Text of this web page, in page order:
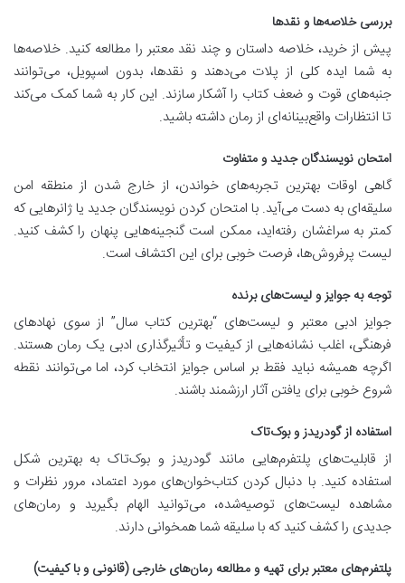
بررسی خلاصه‌ها و نقدها
پیش از خرید، خلاصه‌ داستان و چند نقد معتبر را مطالعه کنید. خلاصه‌ها
به شما ایده کلی از پلات می‌دهند و نقدها، بدون اسپویل، می‌توانند
جنبه‌های قوت و ضعف کتاب را آشکار سازند. این کار به شما کمک می‌کند
تا انتظارات واقع‌بینانه‌ای از رمان داشته باشید.
امتحان نویسندگان جدید و متفاوت
گاهی اوقات بهترین تجربه‌های خواندن، از خارج شدن از منطقه امن
سلیقه‌ای به دست می‌آید. با امتحان کردن نویسندگان جدید یا ژانرهایی که
کمتر به سراغشان رفته‌اید، ممکن است گنجینه‌هایی پنهان را کشف کنید.
لیست پرفروش‌ها، فرصت خوبی برای این اکتشاف است.
توجه به جوایز و لیست‌های برنده
جوایز ادبی معتبر و لیست‌های “بهترین کتاب سال” از سوی نهادهای
فرهنگی، اغلب نشانه‌هایی از کیفیت و تأثیرگذاری ادبی یک رمان هستند.
اگرچه همیشه نباید فقط بر اساس جوایز انتخاب کرد، اما می‌توانند نقطه
شروع خوبی برای یافتن آثار ارزشمند باشند.
استفاده از گودریدز و بوک‌تاک
از قابلیت‌های پلتفرم‌هایی مانند گودریدز و بوک‌تاک به بهترین شکل
استفاده کنید. با دنبال کردن کتاب‌خوان‌های مورد اعتماد، مرور نظرات و
مشاهده لیست‌های توصیه‌شده، می‌توانید الهام بگیرید و رمان‌های
جدیدی را کشف کنید که با سلیقه شما همخوانی دارند.
پلتفرم‌های معتبر برای تهیه و مطالعه رمان‌های خارجی (قانونی و با کیفیت)